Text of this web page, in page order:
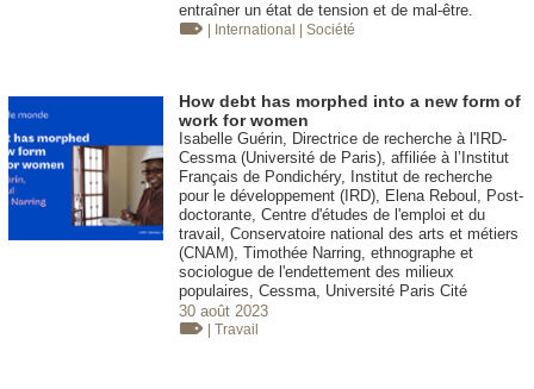
entraîner un état de tension et de mal-être.
| International | Société
How debt has morphed into a new form of
work for women
Isabelle Guérin, Directrice de recherche à l'IRD-
Cessma (Université de Paris), affiliée à l’Institut
Français de Pondichéry, Institut de recherche
pour le développement (IRD), Elena Reboul, Post-
doctorante, Centre d'études de l'emploi et du
travail, Conservatoire national des arts et métiers
(CNAM), Timothée Narring, ethnographe et
sociologue de l'endettement des milieux
populaires, Cessma, Université Paris Cité
30 août 2023
| Travail